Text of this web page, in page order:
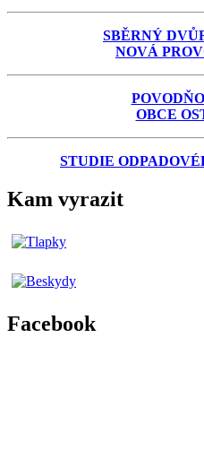
SBĚRNÝ
NOVÁ
OBCE
STUDIE
Kam vyrazit
Facebook